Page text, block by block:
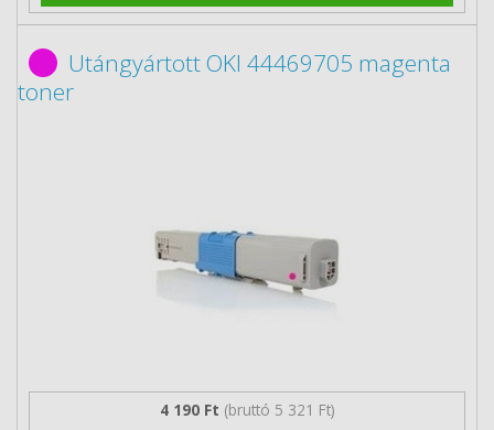
Utángyártott OKI 44469705 magenta
toner
4 190 Ft (bruttó 5 321 Ft)